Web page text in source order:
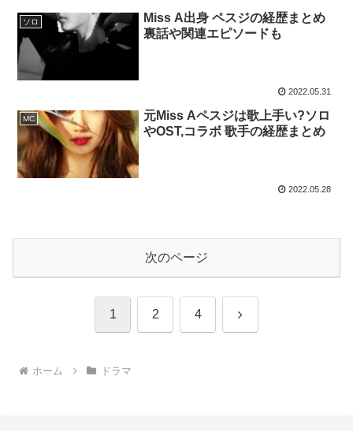
ソロ
Miss A出身 ペスジの経歴まとめ
裏話や関連エピソードも
2022.05.31
MC
元Miss Aペスジは歌上手い?ソロ
やOST,コラボ 歌手の経歴まとめ
2022.05.28
次のページ
1 2 4 次
ホーム ドラマ